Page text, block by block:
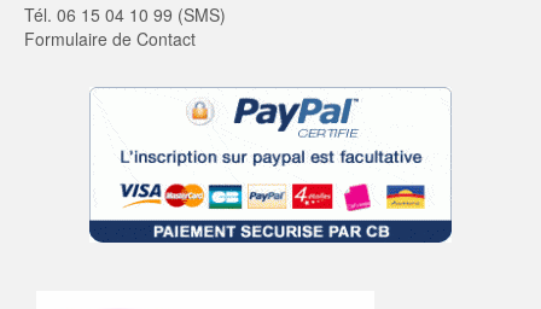
Tél. 06 15 04 10 99 (SMS)
Formulaire de Contact